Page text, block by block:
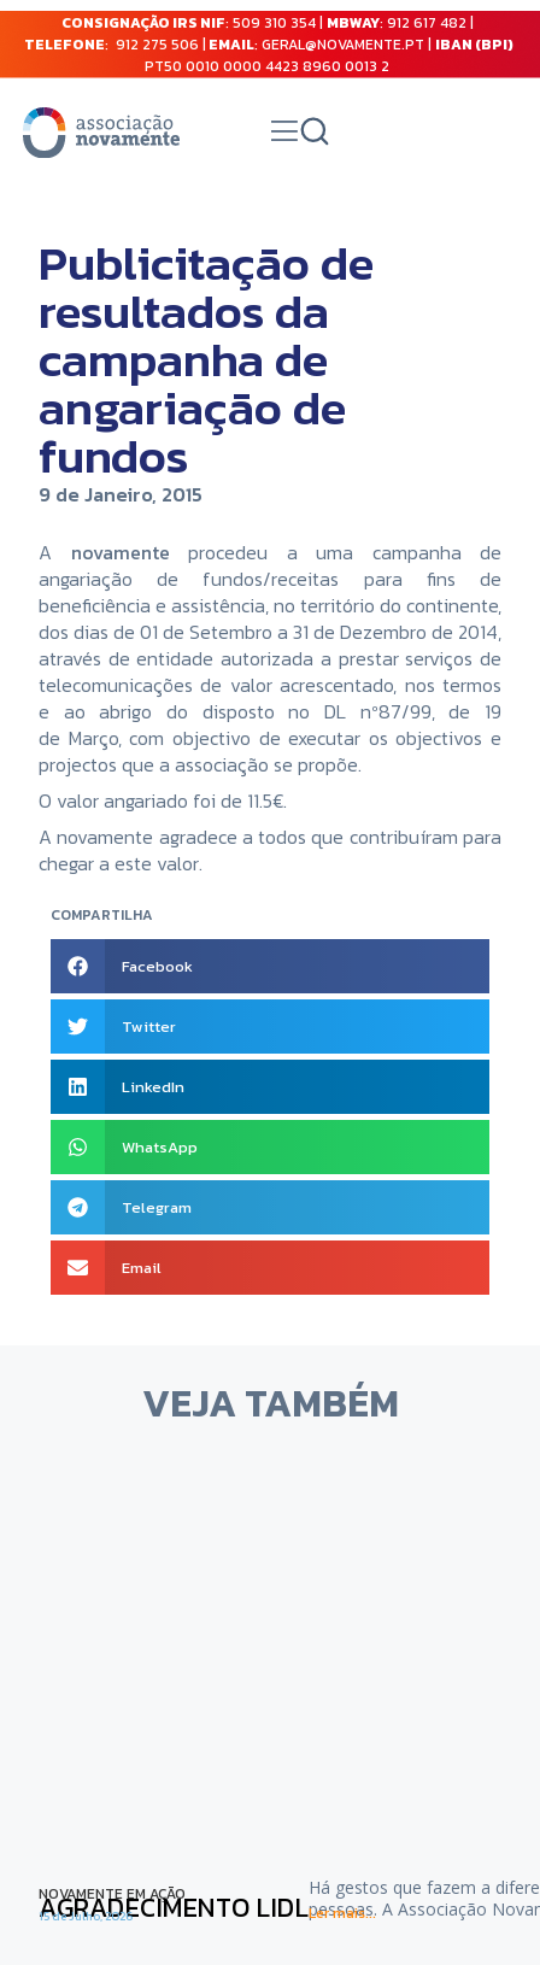
CONSIGNAÇÃO IRS NIF: 509 310 354 | MBWAY: 912 617 482 |
TELEFONE: 912 275 506 | EMAIL: GERAL@NOVAMENTE.PT | IBAN (BPI)
PT50 0010 0000 4423 8960 0013 2
COMPARTILHA
Facebook
Twitter
LinkedIn
WhatsApp
Telegram
Email
Publicitação de
resultados da
campanha de
angariação de
fundos
9 de Janeiro, 2015
A novamente procedeu a uma campanha de
angariação de fundos/receitas para fins de
beneficiência e assistência, no território do continente,
dos dias de 01 de Setembro a 31 de Dezembro de 2014,
através de entidade autorizada a prestar serviços de
telecomunicações de valor acrescentado, nos termos
e ao abrigo do disposto no DL nº87/99, de 19
de Março, com objectivo de executar os objectivos e
projectos que a associação se propõe.
O valor angariado foi de 11.5€.
A novamente agradece a todos que contribuíram para
chegar a este valor.
VEJA TAMBÉM
NOVAMENTE EM AÇÃO
AGRADECIMENTO LIDL
15 de Julho, 2026
Há gestos que fazem a
pessoas. A Associação
Ler mais...